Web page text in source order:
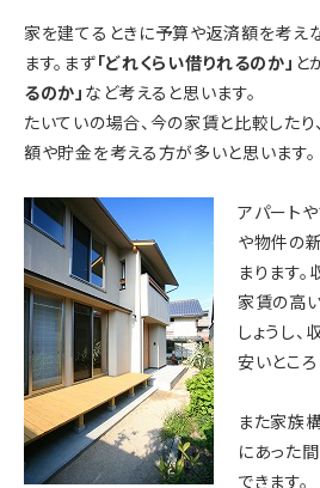
家を建てるときに予算や返済額を考え
ます。まず「どれくらい借りれるのか」 と
るのか」 など考えると思います。
たいていの場合、今の家賃と比較した
額や貯金を考える方が多いと思います。
アパート
や物件の
まります
家賃の高
しょうし
安いところ
また家族
にあった
できます。